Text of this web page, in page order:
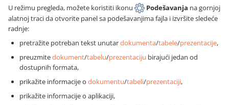
U režimu pregleda, možete koristiti ikonu Podešavanja na gornjoj
alatnoj traci da otvorite panel sa podešavanjima fajla i izvršite sledeće
radnje:
pretražite potreban tekst unutardokumenta/tabele/prezentacije,
preuzmitedokument/tabelu/prezentaciju birajući jedan od
dostupnih formata,
prikažite informacije o dokumentu/tabeli/prezentaciji,
prikažite informacije o aplikaciji,